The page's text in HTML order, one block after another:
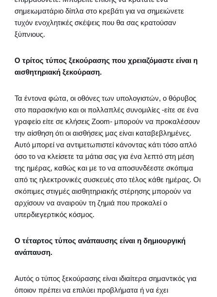
σημειωματάριο δίπλα στο κρεβάτι για να σημειώνετε
τυχόν ενοχλητικές σκέψεις που θα σας κρατούσαν
ξύπνιους.
Ο τρίτος τύπος ξεκούρασης που χρειαζόμαστε είναι η
αισθητηριακή ξεκούραση.
Τα έντονα φώτα, οι οθόνες των υπολογιστών, ο θόρυβος
στο παρασκήνιο και οι πολλαπλές συνομιλίες -είτε σε ένα
γραφείο είτε σε κλήσεις Zoom- μπορούν να προκαλέσουν
την αίσθηση ότι οι αισθήσεις μας είναι καταβεβλημένες.
Αυτό μπορεί να αντιμετωπιστεί κάνοντας κάτι τόσο απλό
όσο το να κλείσετε τα μάτια σας για ένα λεπτό στη μέση
της ημέρας, καθώς και με το να αποσυνδέεστε σκόπιμα
από τις ηλεκτρονικές συσκευές στο τέλος κάθε ημέρας. Οι
σκόπιμες στιγμές αισθητηριακής στέρησης μπορούν να
αρχίσουν να αναιρούν τη ζημιά που προκαλεί ο
υπερδιεγερτικός κόσμος.
Ο τέταρτος τύπος ανάπαυσης είναι η δημιουργική
ανάπαυση.
Αυτός ο τύπος ξεκούρασης είναι ιδιαίτερα σημαντικός για
όποιον πρέπει να επιλύει προβλήματα ή να έχει